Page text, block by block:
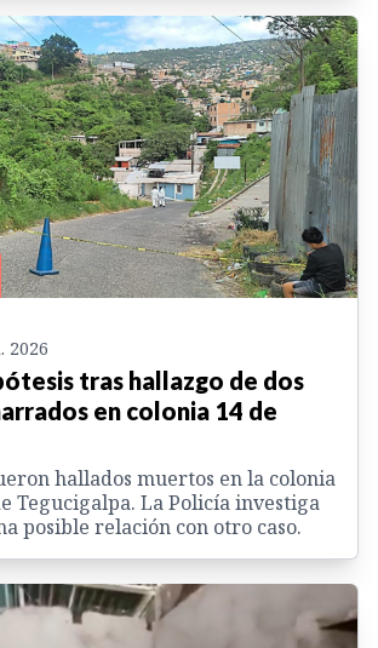
2026
tras hallazgo de dos
en colonia 14 de
hallados muertos en la colonia
Tegucigalpa. La Policía investiga
posible relación con otro caso.